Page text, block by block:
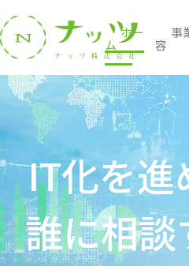
ホー
ム
事
容
IT化を進
誰に相